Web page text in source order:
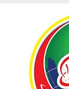
میڈیا کا
کاز کے
اس کی
جا
۔